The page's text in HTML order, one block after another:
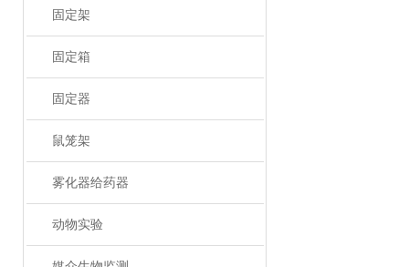
固定架
固定箱
固定器
鼠笼架
雾化器给药器
动物实验